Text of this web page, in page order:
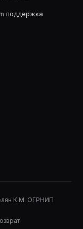
поддержка
К.М. ОГРНИП